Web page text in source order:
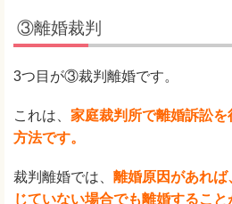
③離婚裁判
3つ目が③裁判離婚です。
これは、 家庭裁判所で離婚訴訟
方法です。
裁判離婚では、 離婚原因があれ
じていない場合でも離婚すること